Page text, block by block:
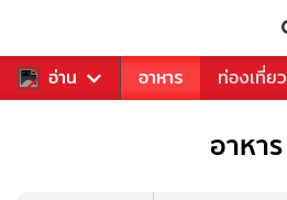
อ่าน
รวงการเพลง อาหาร ท่องเที่ยว
อาหาร